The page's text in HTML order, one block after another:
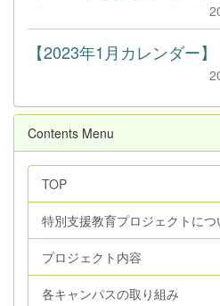
【2023年1月カレンダー】
Contents Menu
TOP
特別支援教育プロジェクトにつ
プロジェクト内容
各キャンパスの取り組み